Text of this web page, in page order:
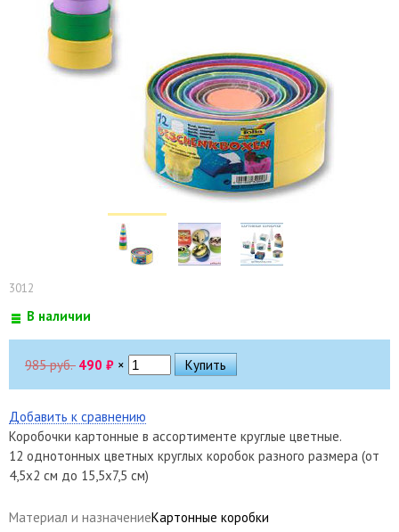
3012
В наличии
985 руб. 490 ₽ ×
Добавить к сравнению
Коробочки картонные в ассортименте круглые цветные.
12 однотонных цветных круглых коробок разного размера (от
4,5х2 см до 15,5х7,5 см)
Материал и назначениеКартонные коробки